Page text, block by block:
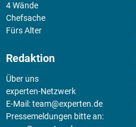
4 Wände
Chefsache
Fürs Alter
Redaktion
Über uns
experten-Netzwerk
E-Mail:team@experten.de
Pressemeldungen bitte an: